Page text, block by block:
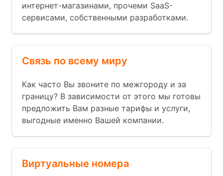
интернет-магазинами, прочеми SaaS-
сервисами, собственными разработками.
Связь по всему миру
Как часто Вы звоните по межгороду и за
границу? В зависимости от этого мы готовы
предложить Вам разные тарифы и услуги,
выгодные именно Вашей компании.
Виртуальные номера